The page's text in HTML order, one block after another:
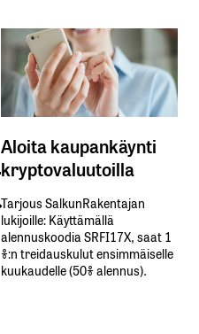
Aloita kaupankäynti
kryptovaluutoilla
Tarjous SalkunRakentajan
lukijoille: Käyttämällä​ ​
alennuskoodia​ ​SRFI17X,​ ​saat​ ​1
%:n treidauskulut​ ​ensimmäiselle​ ​
kuukaudelle​ ​(50%​ ​alennus).